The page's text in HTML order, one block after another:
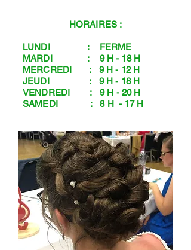
HORAIRES :
LUNDI : FERME
MARDI : 9 H - 18 H
MERCREDI : 9 H - 12 H
JEUDI : 9 H - 18 H
VENDREDI : 9 H - 20 H
SAMEDI : 8 H - 17 H